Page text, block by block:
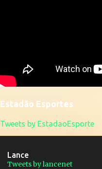
Estadão Esportes
Tweets by EstadaoEsporte
Lance
Tweets by lancenet